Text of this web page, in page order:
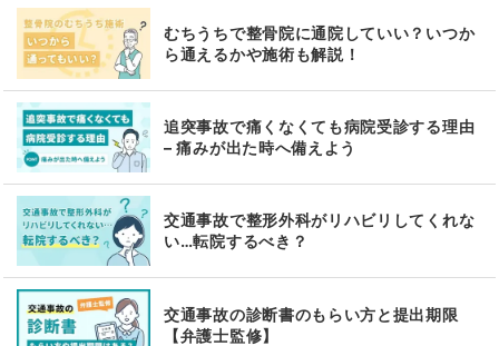
むちうちで整骨院に通院していい？いつか
ら通えるかや施術も解説！
追突事故で痛くなくても病院受診する理由
– 痛みが出た時へ備えよう
交通事故で整形外科がリハビリしてくれな
い…転院するべき？
交通事故の診断書のもらい方と提出期限
【弁護士監修】